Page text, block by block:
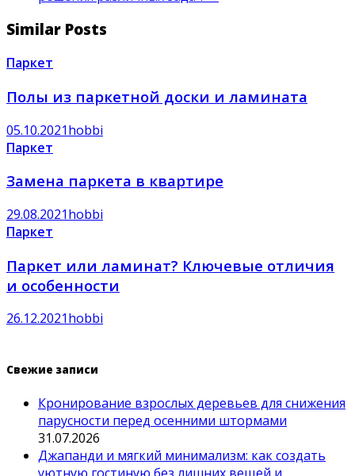
Similar Posts
Паркет
Полы из паркетной доски и ламината
05.10.2021hobbi
Паркет
Замена паркета в квартире
29.08.2021hobbi
Паркет
Паркет или ламинат? Ключевые отличия
и особенности
26.12.2021hobbi
Свежие записи
Кронирование взрослых деревьев для снижения
парусности перед осенними штормами
31.07.2026
Джапанди и мягкий минимализм: как создать